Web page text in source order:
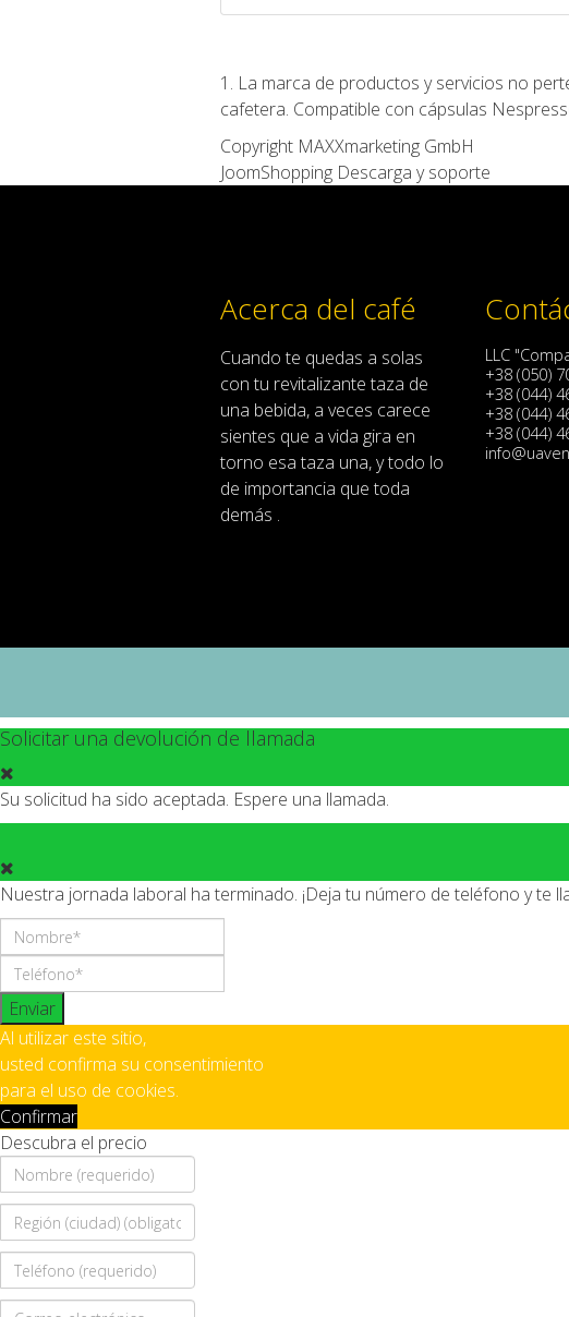
1. La marca de productos y servicios no
cafetera. Compatible con cápsulas
Copyright MAXXmarketing GmbH
JoomShopping Descarga y soporte
Acerca del café
Cuando te quedas a solas
con tu revitalizante taza de
una bebida, a veces carece
sientes que a vida gira en
torno esa taza una,ytodo lo
de importancia que toda
demás .
LLC
+38 (050)
+38 (044)
+38 (044)
+38 (044)
Solicitar una devolución de llamada
Su solicitud ha sido aceptada. Espere una llamada.
Nuestra jornada laboral ha terminado. ¡Deja tu número de teléfono y te
Enviar
Al utilizar este sitio,
usted confirma su consentimiento
para el uso de cookies.
Confirmar
Descubra el precio